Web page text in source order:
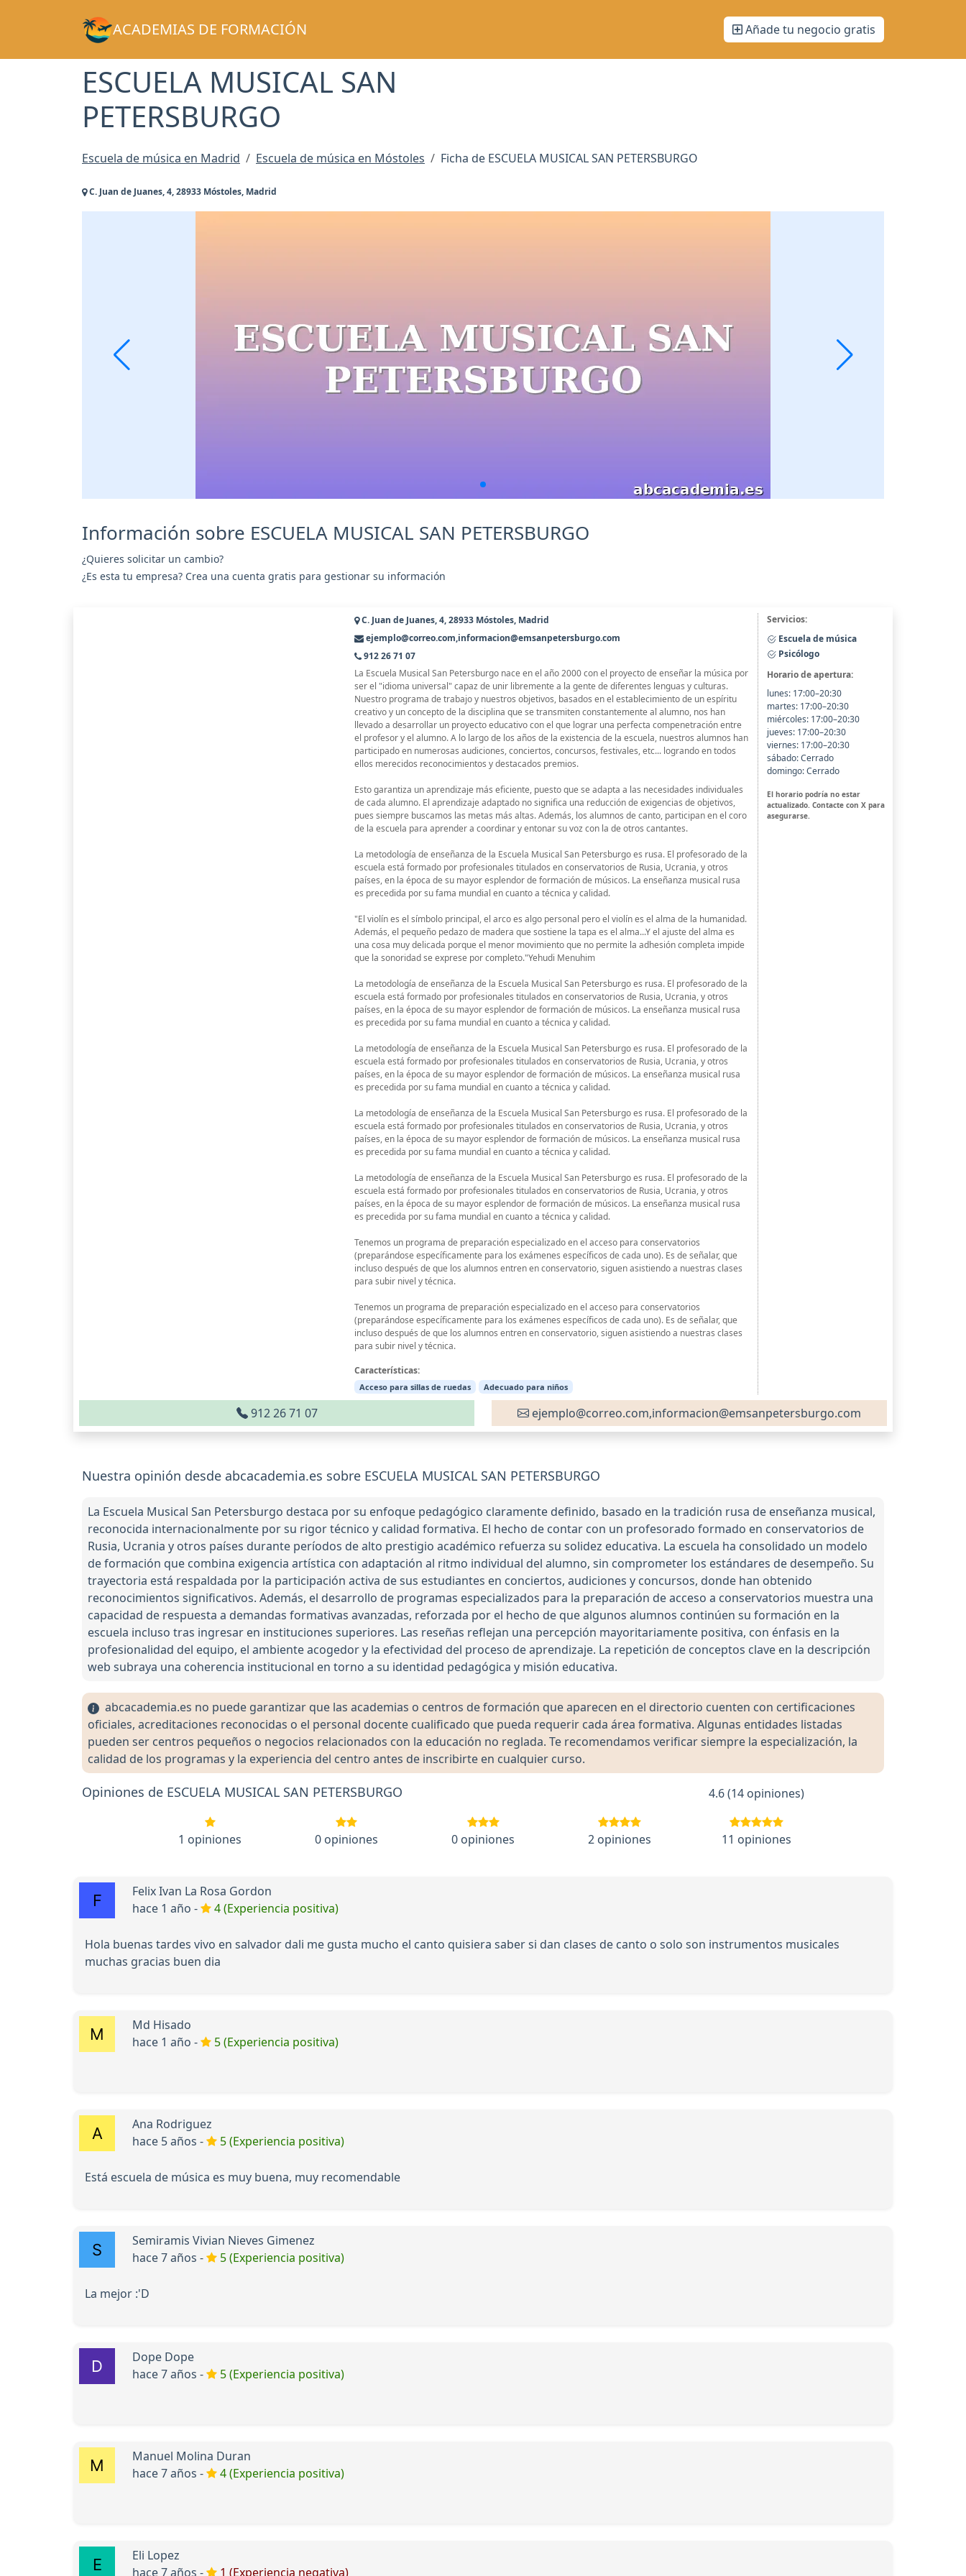
ACADEMIAS DE FORMACIÓN Añade tu negocio gratis
ESCUELA MUSICAL SAN
PETERSBURGO
Escuela de música en Madrid Escuela de música en Móstoles Ficha de ESCUELA MUSICAL SAN PETERSBURGO
C. Juan de Juanes, 4, 28933 Móstoles, Madrid
Información sobre ESCUELA MUSICAL SAN PETERSBURGO
¿Quieres solicitar un cambio?
¿Es esta tu empresa? Crea una cuenta gratis para gestionar su información
C. Juan de Juanes, 4, 28933 Móstoles, Madrid
ejemplo@correo.com,informacion@emsanpetersburgo.com
912 26 71 07
La Escuela Musical San Petersburgo nace en el año 2000 con el proyecto de enseñar la música por
ser el "idioma universal" capaz de unir libremente a la gente de diferentes lenguas y culturas.
Nuestro programa de trabajo y nuestros objetivos, basados en el establecimiento de un espíritu
creativo y un concepto de la disciplina que se transmiten constantemente al alumno, nos han
llevado a desarrollar un proyecto educativo con el que lograr una perfecta compenetración entre
el profesor y el alumno. A lo largo de los años de la existencia de la escuela, nuestros alumnos han
participado en numerosas audiciones, conciertos, concursos, festivales, etc... logrando en todos
ellos merecidos reconocimientos y destacados premios.
Esto garantiza un aprendizaje más eficiente, puesto que se adapta a las necesidades individuales
de cada alumno. El aprendizaje adaptado no significa una reducción de exigencias de objetivos,
pues siempre buscamos las metas más altas. Además, los alumnos de canto, participan en el coro
de la escuela para aprender a coordinar y entonar su voz con la de otros cantantes.
La metodología de enseñanza de la Escuela Musical San Petersburgo es rusa. El profesorado de la
escuela está formado por profesionales titulados en conservatorios de Rusia, Ucrania, y otros
países, en la época de su mayor esplendor de formación de músicos. La enseñanza musical rusa
es precedida por su fama mundial en cuanto a técnica y calidad.
"El violín es el símbolo principal, el arco es algo personal pero el violín es el alma de la humanidad.
Además, el pequeño pedazo de madera que sostiene la tapa es el alma...Y el ajuste del alma es
una cosa muy delicada porque el menor movimiento que no permite la adhesión completa impide
que la sonoridad se exprese por completo."Yehudi Menuhim
La metodología de enseñanza de la Escuela Musical San Petersburgo es rusa. El profesorado de la
escuela está formado por profesionales titulados en conservatorios de Rusia, Ucrania, y otros
países, en la época de su mayor esplendor de formación de músicos. La enseñanza musical rusa
es precedida por su fama mundial en cuanto a técnica y calidad.
La metodología de enseñanza de la Escuela Musical San Petersburgo es rusa. El profesorado de la
escuela está formado por profesionales titulados en conservatorios de Rusia, Ucrania, y otros
países, en la época de su mayor esplendor de formación de músicos. La enseñanza musical rusa
es precedida por su fama mundial en cuanto a técnica y calidad.
La metodología de enseñanza de la Escuela Musical San Petersburgo es rusa. El profesorado de la
escuela está formado por profesionales titulados en conservatorios de Rusia, Ucrania, y otros
países, en la época de su mayor esplendor de formación de músicos. La enseñanza musical rusa
es precedida por su fama mundial en cuanto a técnica y calidad.
La metodología de enseñanza de la Escuela Musical San Petersburgo es rusa. El profesorado de la
escuela está formado por profesionales titulados en conservatorios de Rusia, Ucrania, y otros
países, en la época de su mayor esplendor de formación de músicos. La enseñanza musical rusa
es precedida por su fama mundial en cuanto a técnica y calidad.
Tenemos un programa de preparación especializado en el acceso para conservatorios
(preparándose específicamente para los exámenes específicos de cada uno). Es de señalar, que
incluso después de que los alumnos entren en conservatorio, siguen asistiendo a nuestras clases
para subir nivel y técnica.
Tenemos un programa de preparación especializado en el acceso para conservatorios
(preparándose específicamente para los exámenes específicos de cada uno). Es de señalar, que
incluso después de que los alumnos entren en conservatorio, siguen asistiendo a nuestras clases
para subir nivel y técnica.
Características:
Acceso para sillas de ruedas Adecuado para niños
Servicios:
Escuela de música
Psicólogo
Horario de apertura:
lunes: 17:00–20:30
martes: 17:00–20:30
miércoles: 17:00–20:30
jueves: 17:00–20:30
viernes: 17:00–20:30
sábado: Cerrado
domingo: Cerrado
El horario podría no estar
actualizado. Contacte con X para
asegurarse.
912 26 71 07 ejemplo@correo.com,informacion@emsanpetersburgo.com
Nuestra opinión desde abcacademia.es sobre ESCUELA MUSICAL SAN PETERSBURGO
La Escuela Musical San Petersburgo destaca por su enfoque pedagógico claramente definido, basado en la tradición rusa de enseñanza musical,
reconocida internacionalmente por su rigor técnico y calidad formativa. El hecho de contar con un profesorado formado en conservatorios de
Rusia, Ucrania y otros países durante períodos de alto prestigio académico refuerza su solidez educativa. La escuela ha consolidado un modelo
de formación que combina exigencia artística con adaptación al ritmo individual del alumno, sin comprometer los estándares de desempeño. Su
trayectoria está respaldada por la participación activa de sus estudiantes en conciertos, audiciones y concursos, donde han obtenido
reconocimientos significativos. Además, el desarrollo de programas especializados para la preparación de acceso a conservatorios muestra una
capacidad de respuesta a demandas formativas avanzadas, reforzada por el hecho de que algunos alumnos continúen su formación en la
escuela incluso tras ingresar en instituciones superiores. Las reseñas reflejan una percepción mayoritariamente positiva, con énfasis en la
profesionalidad del equipo, el ambiente acogedor y la efectividad del proceso de aprendizaje. La repetición de conceptos clave en la descripción
web subraya una coherencia institucional en torno a su identidad pedagógica y misión educativa.
abcacademia.es no puede garantizar que las academias o centros de formación que aparecen en el directorio cuenten con certificaciones
oficiales, acreditaciones reconocidas o el personal docente cualificado que pueda requerir cada área formativa. Algunas entidades listadas
pueden ser centros pequeños o negocios relacionados con la educación no reglada. Te recomendamos verificar siempre la especialización, la
calidad de los programas y la experiencia del centro antes de inscribirte en cualquier curso.
Opiniones de ESCUELA MUSICAL SAN PETERSBURGO 4.6 (14 opiniones)
1 opiniones 0 opiniones 0 opiniones 2 opiniones 11 opiniones
Felix Ivan La Rosa Gordon
hace 1 año -
4 (Experiencia positiva)
Hola buenas tardes vivo en salvador dali me gusta mucho el canto quisiera saber si dan clases de canto o solo son instrumentos musicales
muchas gracias buen dia
Md Hisado
hace 1 año -
5 (Experiencia positiva)
Ana Rodriguez
hace 5 años -
5 (Experiencia positiva)
Está escuela de música es muy buena, muy recomendable
Semiramis Vivian Nieves Gimenez
hace 7 años -
5 (Experiencia positiva)
La mejor :'D
Dope Dope
hace 7 años -
5 (Experiencia positiva)
Manuel Molina Duran
hace 7 años -
4 (Experiencia positiva)
Eli Lopez
hace 7 años -
1 (Experiencia negativa)